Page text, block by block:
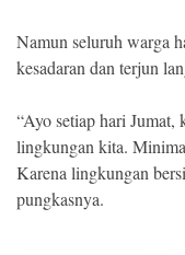
Namun seluruh warga
kesadaran dan terjun
“Ayo setiap hari Jumat,
lingkungan kita.
Karena lingkungan
pungkasnya.